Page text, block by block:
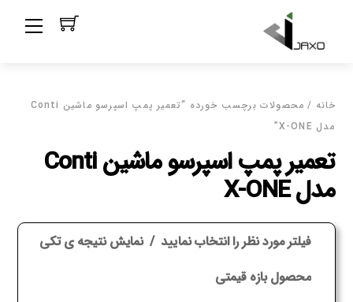
content
خانه / محصولات برچسب خورده “تعمیر پمپ اسپرسو ماشین Conti
مدل X-ONE”
تعمیر پمپ اسپرسو ماشین Conti
مدل X-ONE
فیلتر مورد نظر را انتخاب نمایید نمایش نتیجه ی تکی
محصول بازه قیمتی